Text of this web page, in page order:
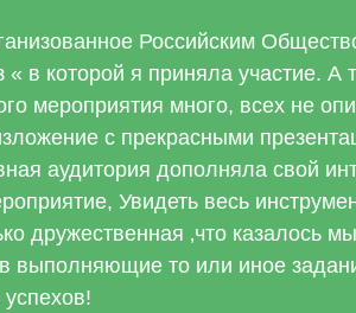
Российским
в которой я приняла участие. А
мероприятия много, всех не
с прекрасными
аудитория дополняла свой
Увидеть весь
дружественная ‚что
выполняющие то или иное